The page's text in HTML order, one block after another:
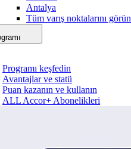
Antalya
Tüm varış noktalarını görün
Programı keşfedin
Avantajlar ve statü
Puan kazanın ve kullanın
ALL Accor+ Abonelikleri